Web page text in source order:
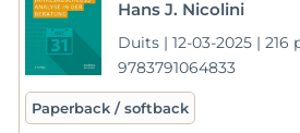
Hans J. Nicolini
Duits | 12-03-2025 | 216
9783791064833
Paperback / softback